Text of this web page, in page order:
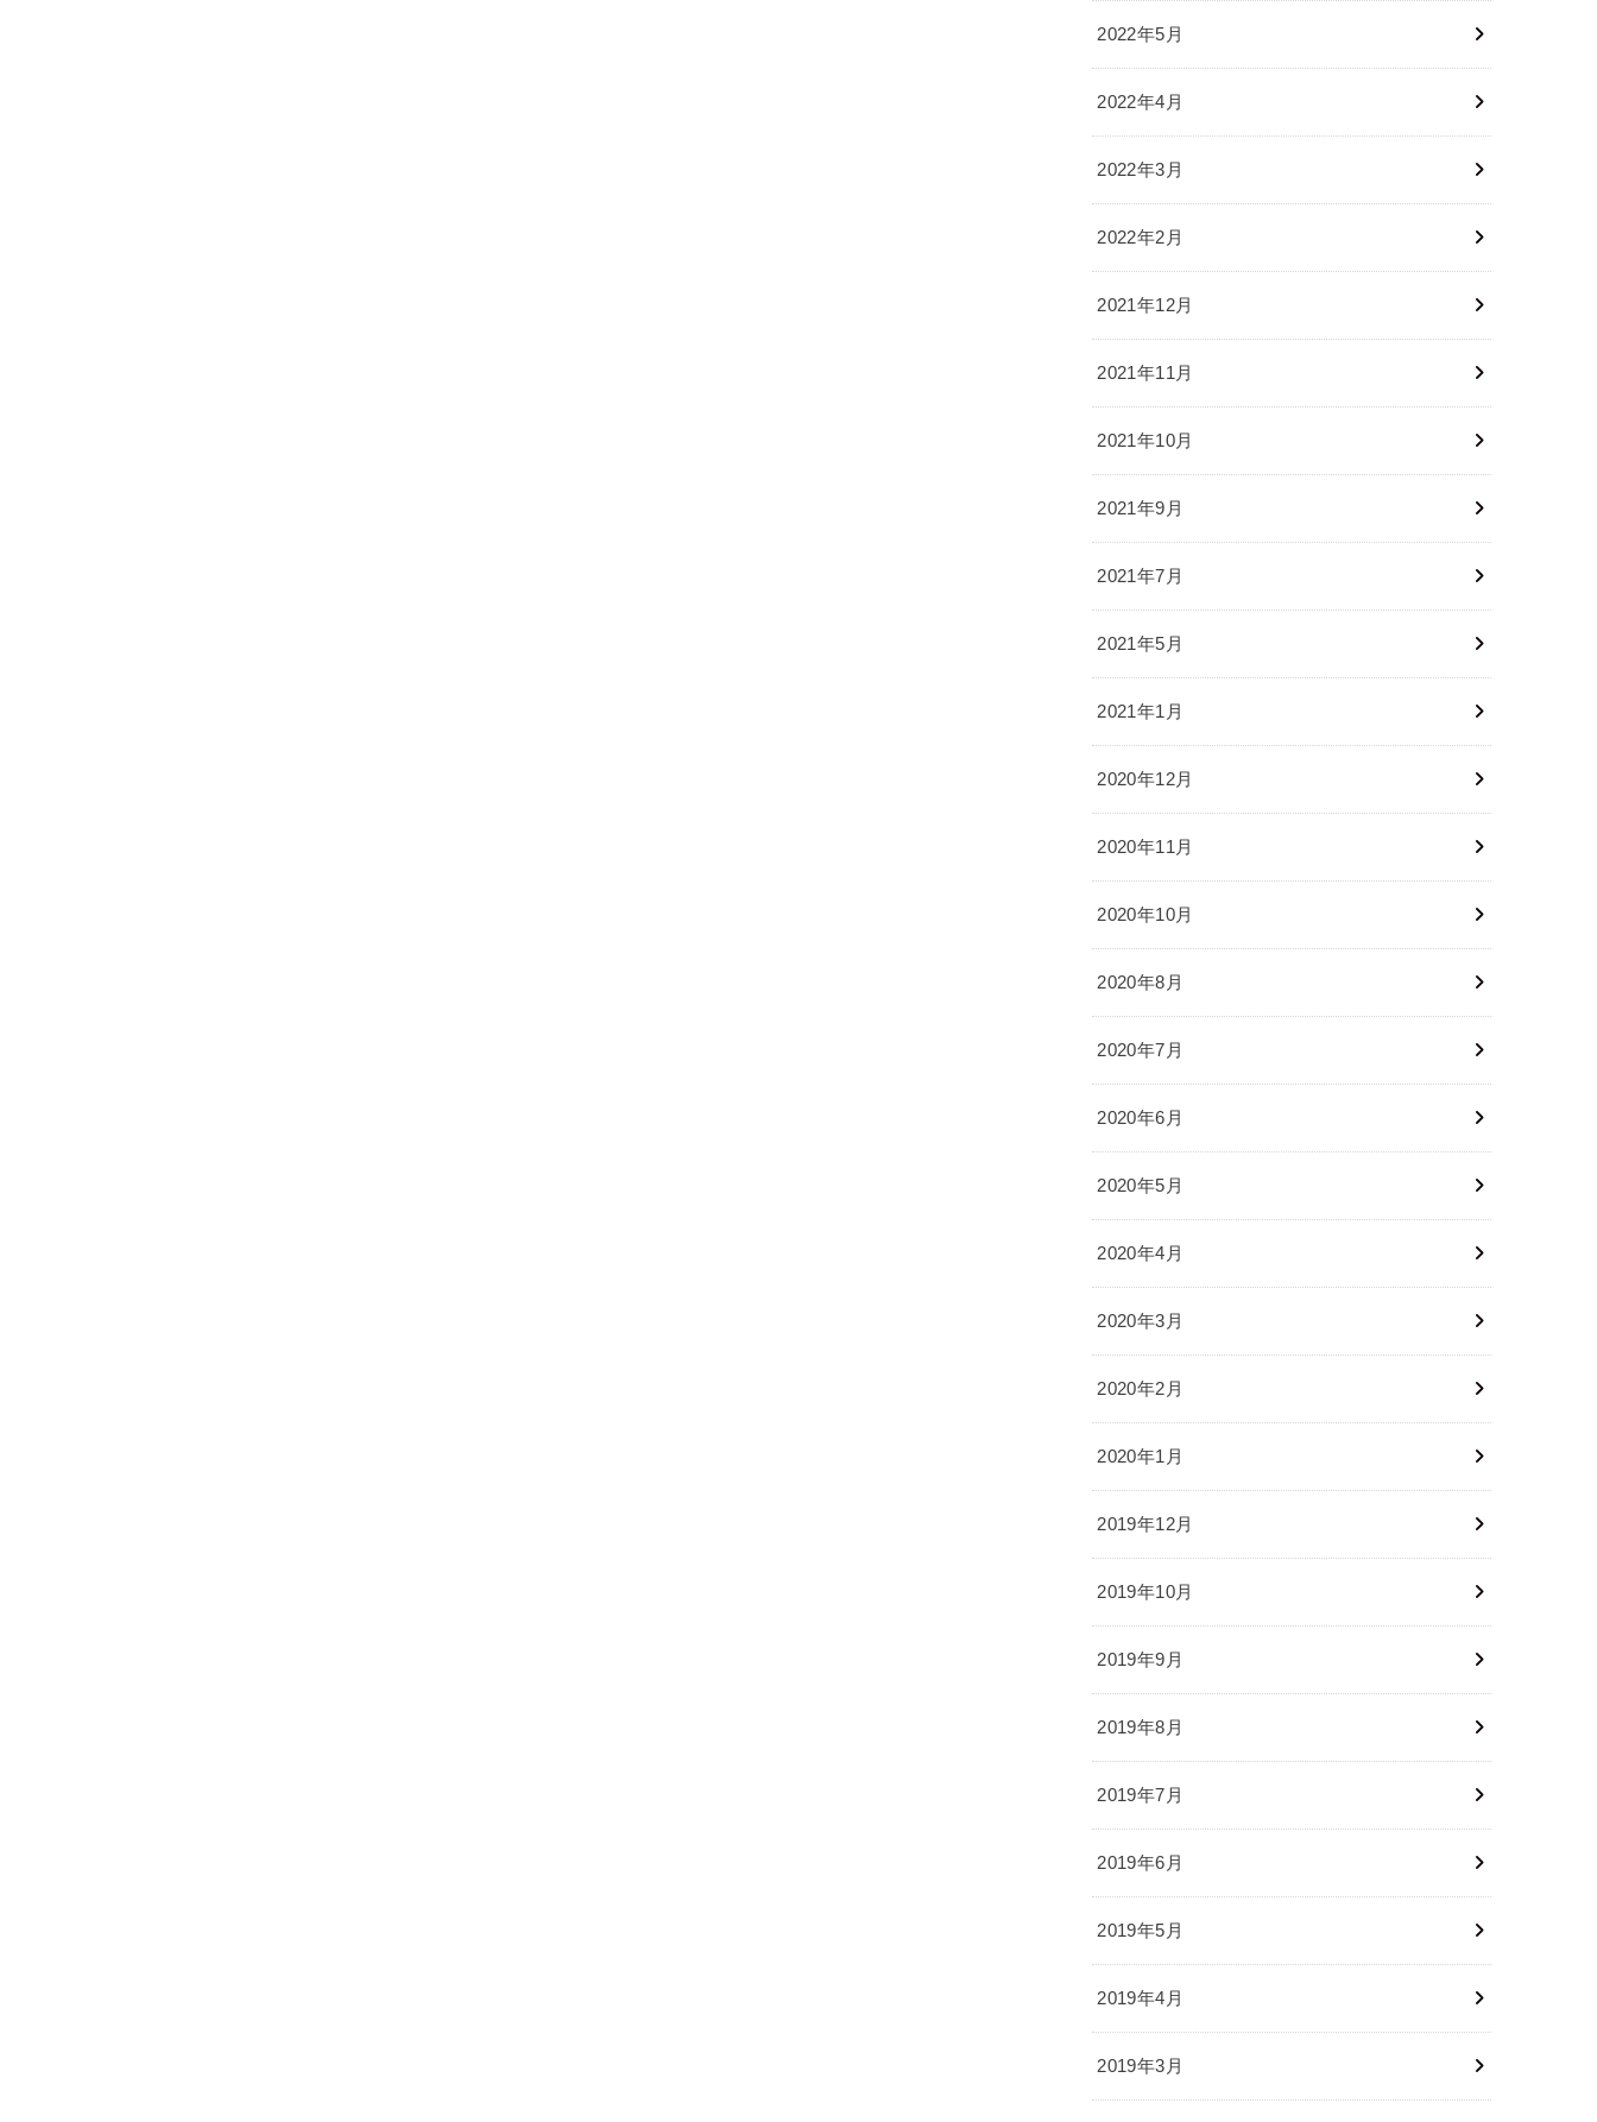
2022年5月
2022年4月
2022年3月
2022年2月
2021年12月
2021年11月
2021年10月
2021年9月
2021年7月
2021年5月
2021年1月
2020年12月
2020年11月
2020年10月
2020年8月
2020年7月
2020年6月
2020年5月
2020年4月
2020年3月
2020年2月
2020年1月
2019年12月
2019年10月
2019年9月
2019年8月
2019年7月
2019年6月
2019年5月
2019年4月
2019年3月